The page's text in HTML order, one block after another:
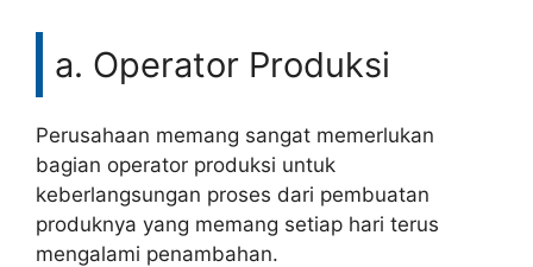
a. Operator Produksi
Perusahaan memang sangat memerlukan
bagian operator produksi untuk
keberlangsungan proses dari pembuatan
produknya yang memang setiap hari terus
mengalami penambahan.